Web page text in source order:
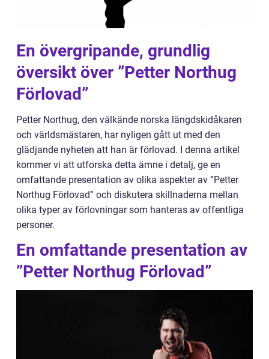
En övergripande, grundlig
översikt över ”Petter Northug
Förlovad”
Petter Northug, den välkände norska längdskidåkaren
och världsmästaren, har nyligen gått ut med den
glädjande nyheten att han är förlovad. I denna artikel
kommer vi att utforska detta ämne i detalj, ge en
omfattande presentation av olika aspekter av ”Petter
Northug Förlovad” och diskutera skillnaderna mellan
olika typer av förlovningar som hanteras av offentliga
personer.
En omfattande presentation av
”Petter Northug Förlovad”